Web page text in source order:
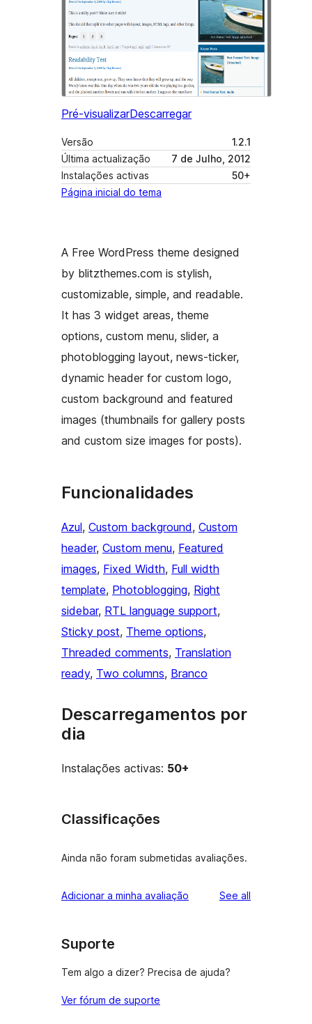
Pré-visualizarDescarregar
Versão
1.2.1
Última actualização
7 de Julho, 2012
Instalações activas
50+
Página inicial do tema
A Free WordPress theme designed
by blitzthemes.com is stylish,
customizable, simple, and readable.
It has 3 widget areas, theme
options, custom menu, slider, a
photoblogging layout, news-ticker,
dynamic header for custom logo,
custom background and featured
images (thumbnails for gallery posts
and custom size images for posts).
Funcionalidades
Azul, Custom background, Custom
header, Custom menu, Featured
images, Fixed Width, Full width
template, Photoblogging, Right
sidebar, RTL language support
Sticky post, Theme options
Threaded comments, Translation
ready, Two columns, Branco
Descarregamentos por
dia
Instalações activas: 50+
Classificações
Ainda não foram submetidas avaliações.
Adicionar a minha avaliação See all
Suporte
Tem algo a dizer? Precisa de ajuda?
Ver fórum de suporte